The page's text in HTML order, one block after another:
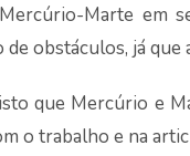
Marte em
obstáculos, já que
que Mercúrio e
o trabalho e na